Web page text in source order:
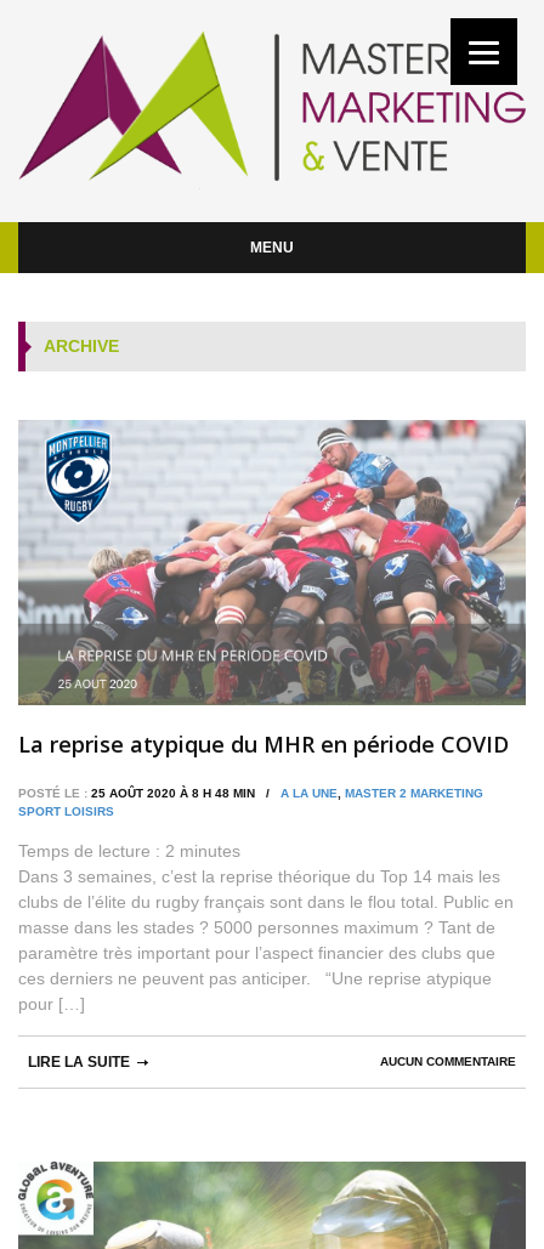
MENU
ARCHIVE
La reprise atypique du MHR en période COVID
POSTÉ LE : 25 AOÛT 2020 À 8 H 48 MIN / A LA UNE
MASTER 2 MARKETING
SPORT LOISIRS
Temps de lecture : 2 minutes
Dans 3 semaines, c’est la reprise théorique du Top 14 mais les
clubs de l’élite du rugby français sont dans le flou total. Public en
masse dans les stades ? 5000 personnes maximum ? Tant de
paramètre très important pour l’aspect financier des clubs que
ces derniers ne peuvent pas anticiper. “Une reprise atypique
pour […]
AUCUN COMMENTAIRE
LIRE LA SUITE